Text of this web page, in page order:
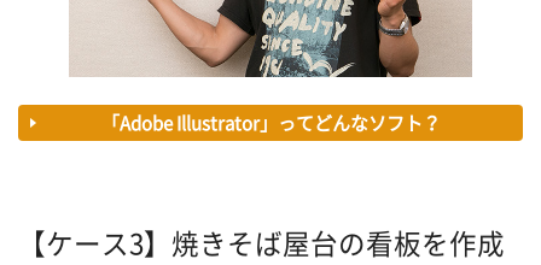
「Adobe Illustrator」ってどんなソフト？
【ケース3】焼きそば屋台の看板を作成